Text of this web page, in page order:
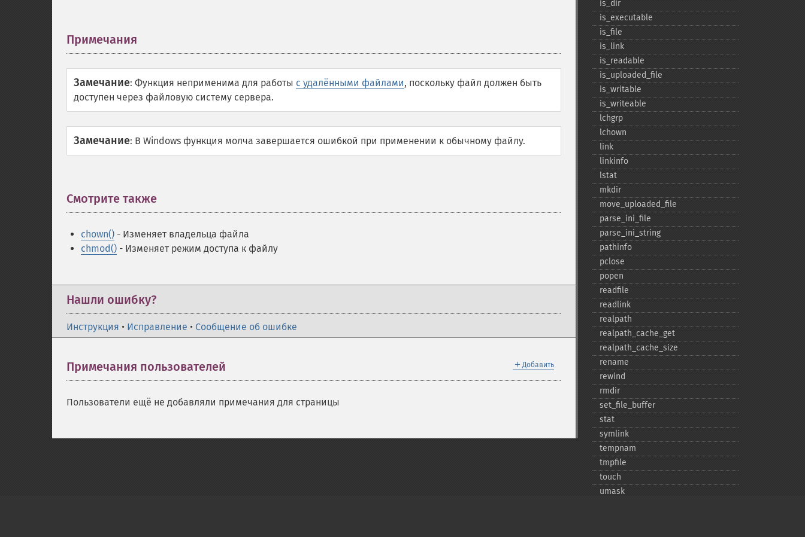
Примечания
Замечание: Функция неприменима для работы с удалёнными файлами, поскольку файл должен быть
доступен через файловую систему сервера.
Замечание: В Windows функция молча завершается ошибкой при применении к обычному файлу.
Смотрите также
chown() - Изменяет владельца файла
chmod() - Изменяет режим доступа к файлу
Нашли ошибку?
Инструкция • Исправление • Сообщение об ошибке
＋ Добавить
Примечания пользователей
Пользователи ещё не добавляли примечания для страницы
is_​dir
is_​executable
is_​file
is_​link
is_​readable
is_​uploaded_​file
is_​writable
is_​writeable
lchgrp
lchown
link
linkinfo
lstat
mkdir
move_​uploaded_​file
parse_​ini_​file
parse_​ini_​string
pathinfo
pclose
popen
readfile
readlink
realpath
realpath_​cache_​get
realpath_​cache_​size
rename
rewind
rmdir
set_​file_​buffer
stat
symlink
tempnam
tmpfile
touch
umask